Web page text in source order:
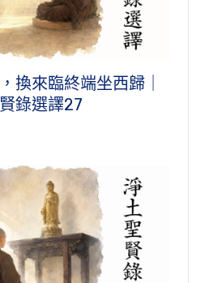
換來臨終端坐西歸｜
錄選譯27